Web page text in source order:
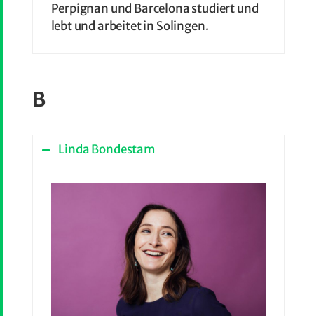
Perpignan und Barcelona studiert und
lebt und arbeitet in Solingen.
B
Linda Bondestam